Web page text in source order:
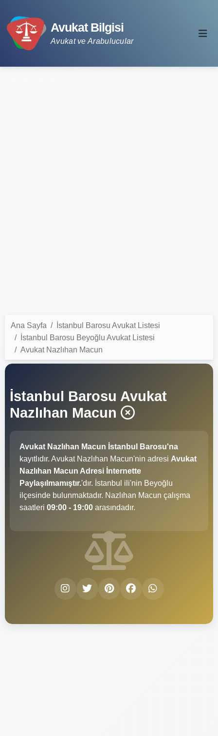
Avukat Bilgisi
Avukat ve Arabulucular
Ana Sayfa
İstanbul Barosu Avukat Listesi
İstanbul Barosu Beyoğlu Avukat Listesi
Avukat Nazlıhan Macun
İstanbul Barosu Avukat
Nazlıhan Macun
Avukat Nazlıhan Macun İstanbul Barosu'na
kayıtlıdır. Avukat Nazlıhan Macun'nin adresi Avukat
Nazlıhan Macun Adresi İnternette
Paylaşılmamıştır.'dır. İstanbul ili'nin Beyoğlu
ilçesinde bulunmaktadır. Nazlıhan Macun çalışma
saatleri 09:00 - 19:00 arasındadır.